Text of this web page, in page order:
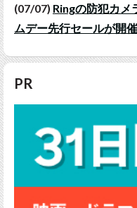
(07/07) Ringの防犯カメ
ムデー先行セールが開
PR